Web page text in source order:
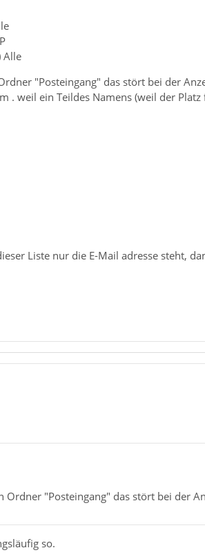
Alle
"Posteingang" das stört bei der
. weil ein Teildes Namens (weil der
Liste nur die E-Mail adresse steht,
Ordner "Posteingang" das stört bei der
so.